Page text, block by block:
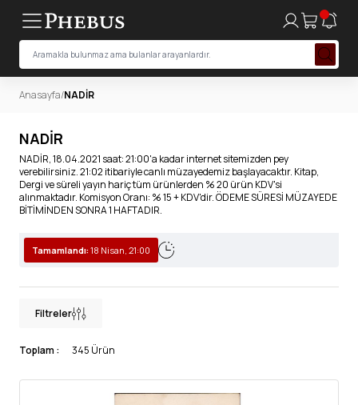
Anasayfa/NADİR
NADİR
NADİR, 18.04.2021 saat: 21:00'a kadar internet sitemizden pey
verebilirsiniz. 21:02 itibariyle canlı müzayedemiz başlayacaktır. Kitap,
Dergi ve süreli yayın hariç tüm ürünlerden % 20 ürün KDV'si
alınmaktadır. Komisyon Oranı: % 15 + KDV'dir. ÖDEME SÜRESİ MÜZAYEDE
BİTİMİNDEN SONRA 1 HAFTADIR.
Tamamlandı:18 Nisan, 21:00
Filtreler
Toplam : 345 Ürün